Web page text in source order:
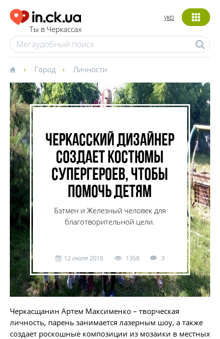
Ты в Черкассах
укр
Город Личности
Черкасский дизайнер
создает костюмы
супергероев, чтобы
помочь детям
Бэтмен и Железный человек для
благотворительной цели.
12 июля 2018 1358 3
Черкасщанин Артем Максименко – творческая
личность, парень занимается лазерным шоу, а также
создает роскошные композиции из мозаики в местных